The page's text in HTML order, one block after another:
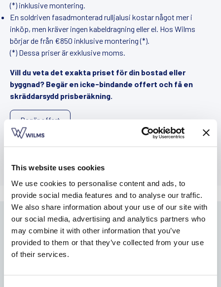
This website uses cookies
We use cookies to personalise content and ads, to
provide social media features and to analyse our traffic.
We also share information about your use of our site with
our social media, advertising and analytics partners who
may combine it with other information that you’ve
provided to them or that they’ve collected from your use
of their services.
(*) inklusive montering.
En soldriven fasadmonterad rulljalusi kostar något mer i
inköp, men kräver ingen kabeldragning eller el. Hos Wilms
börjar de från €850 inklusive montering (*).
(*) Dessa priser är exklusive moms.
Vill du veta det exakta priset för din bostad eller
byggnad? Begär en icke-bindande offert och få en
skräddarsydd prisberäkning.
Begär offert
Hur skulle din fasad se ut